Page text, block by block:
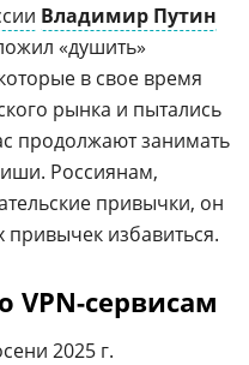
Владимир Путин
«душить»
в свое время
рынка и пытались
продолжают занимать
Россиянам,
привычки, он
привычек избавиться.
VPN-сервисам
2025 г.